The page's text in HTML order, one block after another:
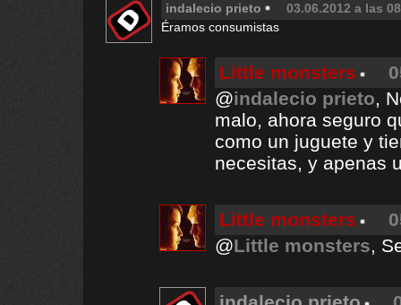
indalecio prieto
03.06.2012 a las
Éramos consumistas
Little monsters
@indalecio prieto,
malo, ahora seguro
como un juguete y
necesitas, y apenas
Little monsters
@Little monsters,